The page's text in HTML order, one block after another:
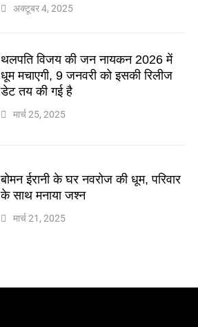
अक्टूबर 4, 2025
थलपति विजय की जन नायकन 2026 में
धूम मचाएगी, 9 जनवरी को इसकी रिलीज
डेट तय की गई है
मार्च 25, 2025
बोमन ईरानी के घर नवरोज की धूम, परिवार
के साथ मनाया जश्न
मार्च 21, 2025